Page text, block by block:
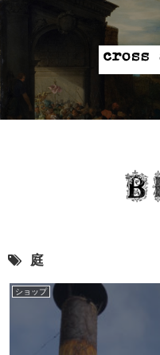
庭
ショップ